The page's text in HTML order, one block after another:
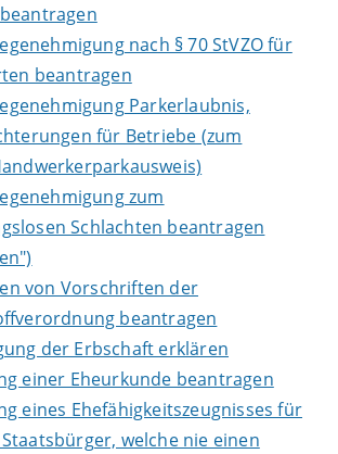
nach § 70 StVZO für
beantragen
Parkerlaubnis,
für Betriebe (zum
zum
Schlachten beantragen
von Vorschriften der
beantragen
der Erbschaft erklären
einer Eheurkunde beantragen
eines Ehefähigkeitszeugnisses für
welche nie einen